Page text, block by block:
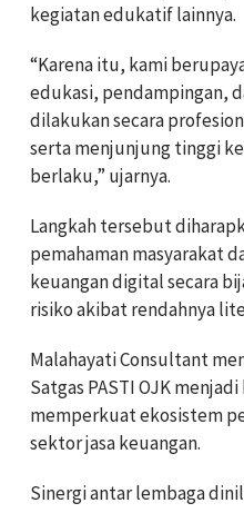
kegiatan edukatif lainnya.
“Karena itu, kami
edukasi, pendampingan,
dilakukan secara
serta menjunjung tinggi
berlaku,” ujarnya.
Langkah tersebut
pemahaman masyarakat
keuangan digital secara
risiko akibat rendahnya
Malahayati Consultant
Satgas PASTI OJK
memperkuat ekosistem
sektor jasa keuangan.
Sinergi antar lembaga